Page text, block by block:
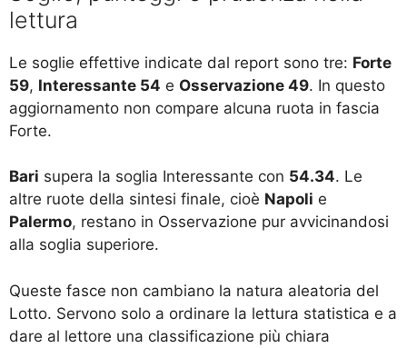
lettura
Le soglie effettive indicate dal report sono tre: Forte
59, Interessante 54 e Osservazione 49. In questo
aggiornamento non compare alcuna ruota in fascia
Forte.
Bari supera la soglia Interessante con 54.34. Le
altre ruote della sintesi finale, cioè Napoli e
Palermo, restano in Osservazione pur avvicinandosi
alla soglia superiore.
Queste fasce non cambiano la natura aleatoria del
Lotto. Servono solo a ordinare la lettura statistica e a
dare al lettore una classificazione più chiara